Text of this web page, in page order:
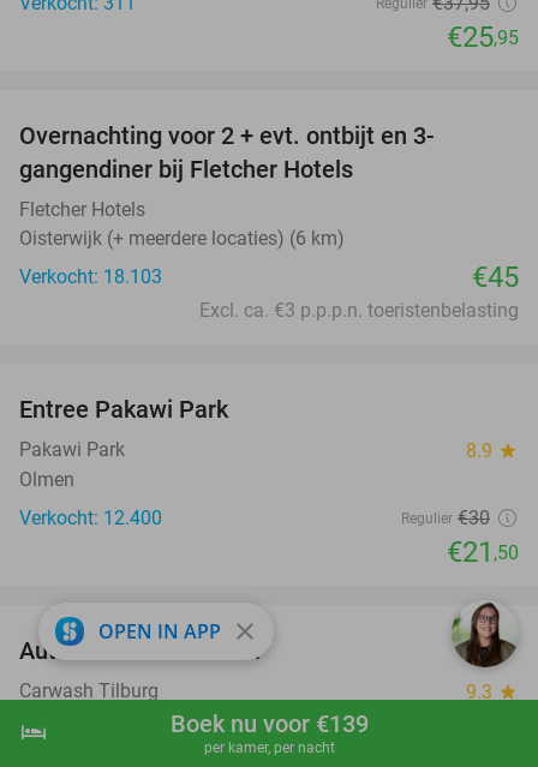
shopping_cart Boek nu
hotel Boek nu voor €139
per kamer, per nacht
€25,95
Overnachting voor 2 + evt. ontbijt en 3-
gangendiner bij Fletcher Hotels
Fletcher Hotels
Oisterwijk (+ meerdere locaties) (6 km)
Verkocht: 18.103
€45
Excl. ca. €3 p.p.p.n. toeristenbelasting
Entree Pakawi Park
Pakawi Park 8.9 star
Olmen
Verkocht: 12.400
Regulier €30
€21 ,50
45%
Autowasbeurt 'Pantser'
Carwash Tilburg 9.3 star
Tilburg
OPEN IN APP close